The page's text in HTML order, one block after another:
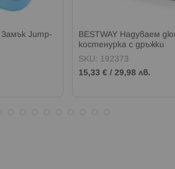
Jump-
BESTWAY Надуваем
костенурка с дръжки
SKU: 192373
15,33 € / 29,98 лв.